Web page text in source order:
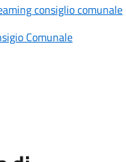
consiglio comunale
Comunale